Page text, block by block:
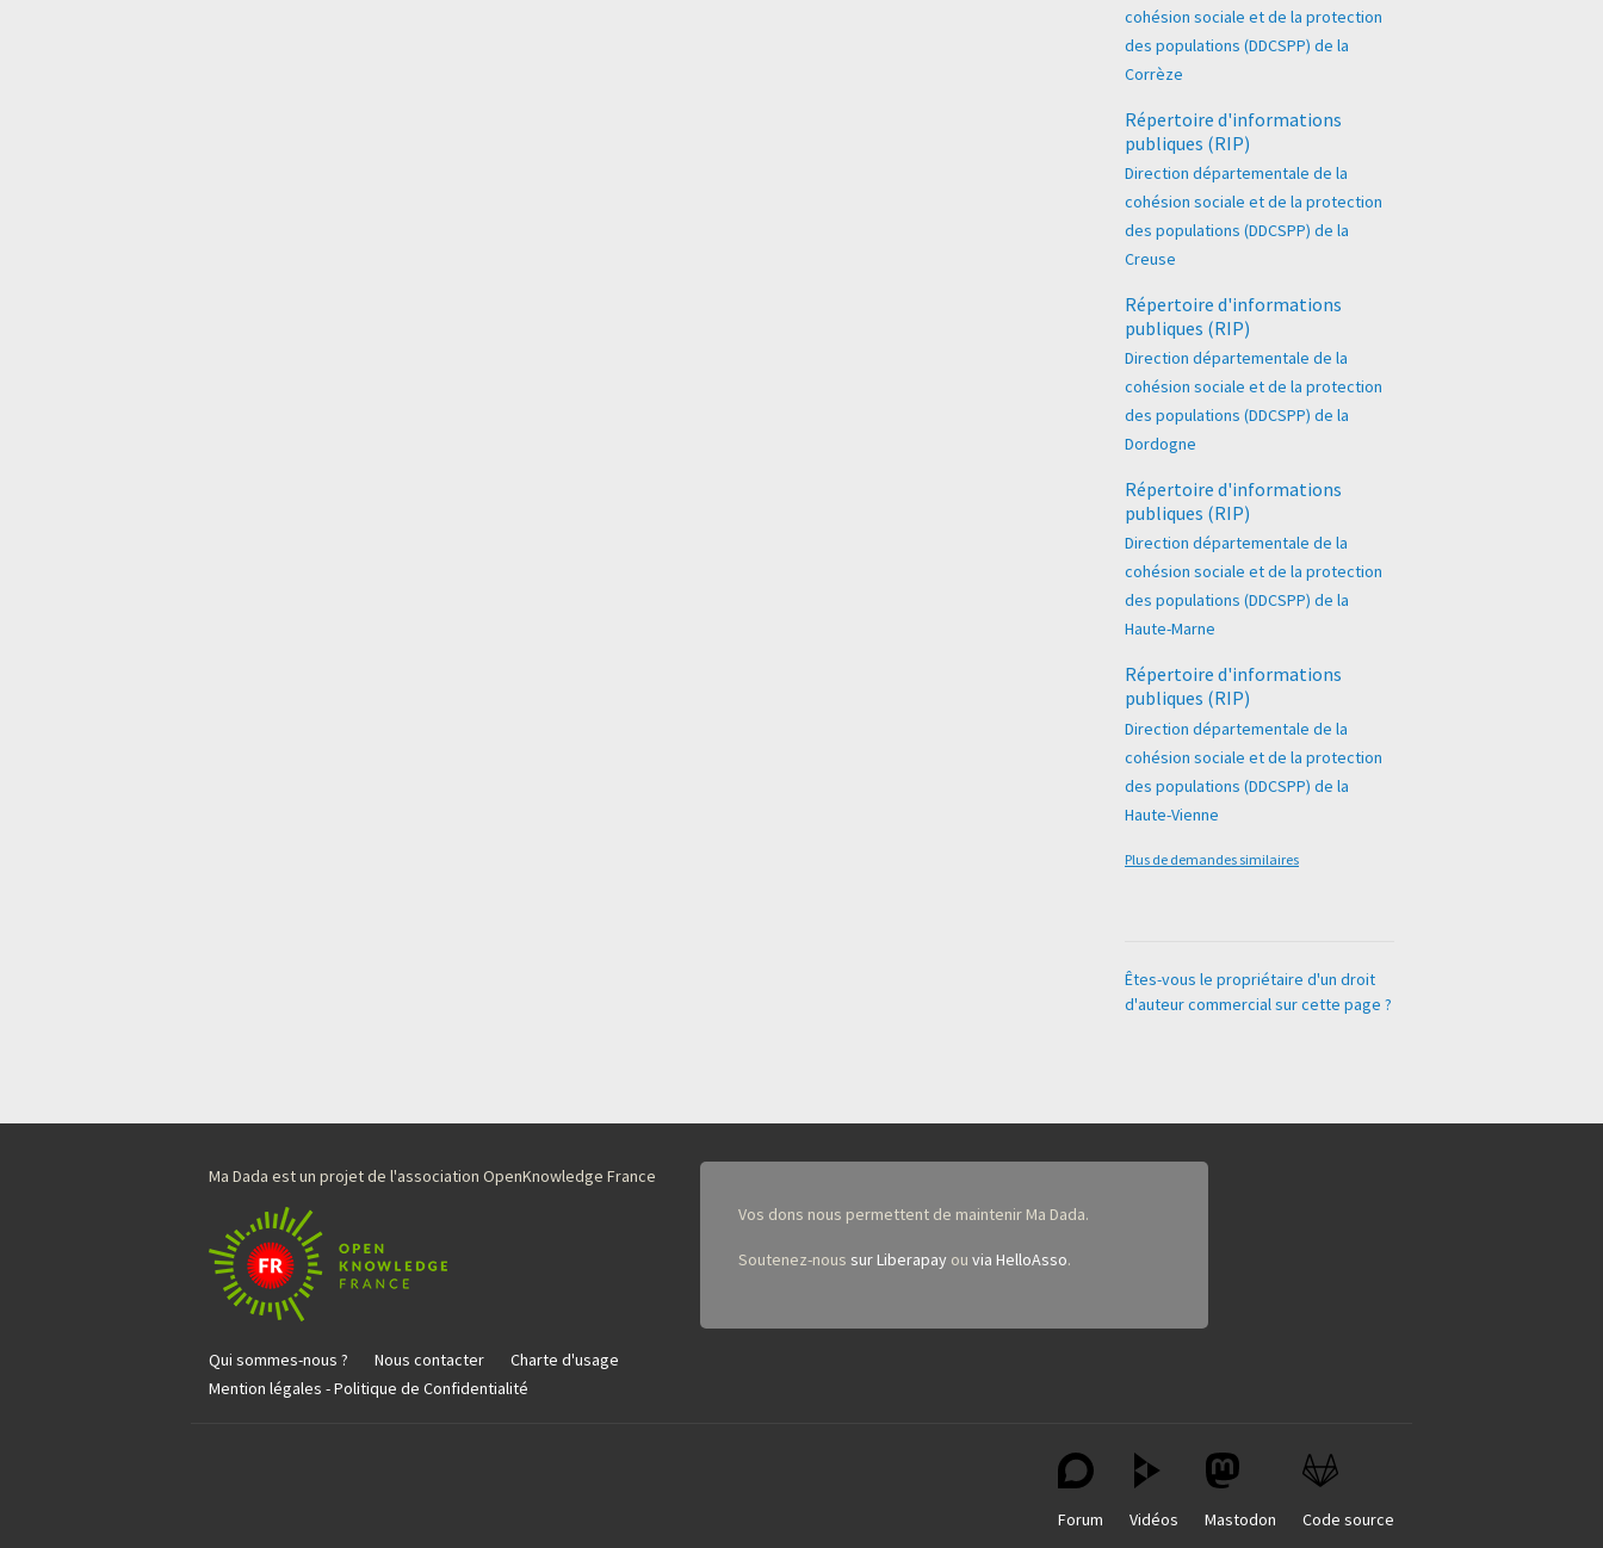
cohésion sociale et de la protection
des populations (DDCSPP) de la
Corrèze
Répertoire d'informations
publiques (RIP)
Direction départementale de la
cohésion sociale et de la protection
des populations (DDCSPP) de la
Creuse
Répertoire d'informations
publiques (RIP)
Direction départementale de la
cohésion sociale et de la protection
des populations (DDCSPP) de la
Dordogne
Répertoire d'informations
publiques (RIP)
Direction départementale de la
cohésion sociale et de la protection
des populations (DDCSPP) de la
Haute-Marne
Répertoire d'informations
publiques (RIP)
Direction départementale de la
cohésion sociale et de la protection
des populations (DDCSPP) de la
Haute-Vienne
Plus de demandes similaires
Êtes-vous le propriétaire d'un droit
d'auteur commercial sur cette page ?
Ma Dada est un projet de l'association OpenKnowledge France
Qui sommes-nous ? Nous contacter
Charte d'usage
Mention légales - Politique de Confidentialité
Vos dons nous permettent de maintenir Ma Dada.
Soutenez-nous sur Liberapayou via HelloAsso.
Code source
Mastodon
Vidéos
Forum